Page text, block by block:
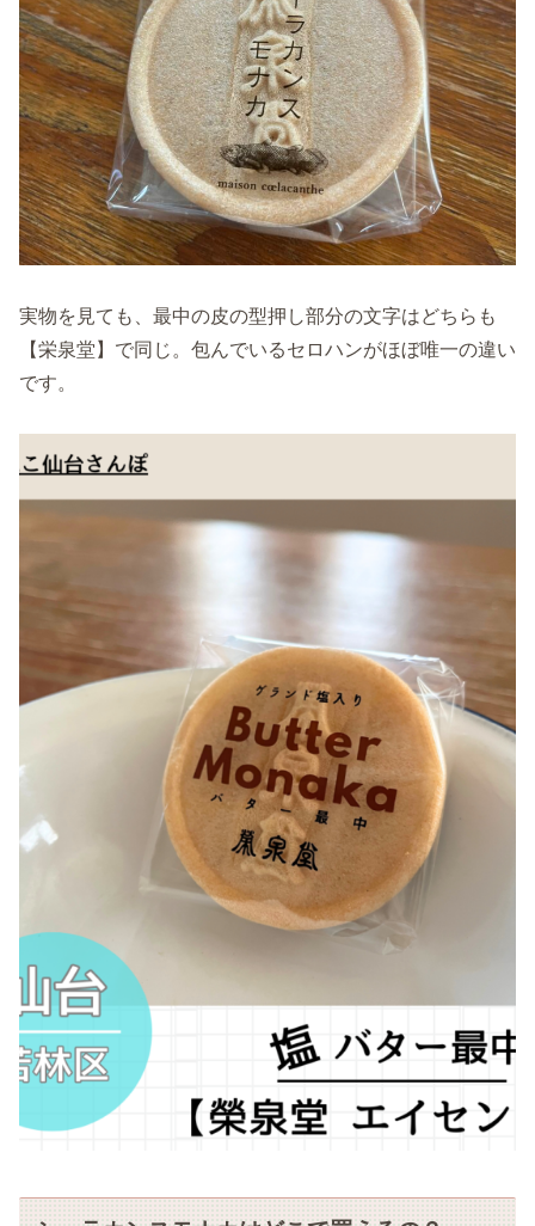
実物を見ても、最中の皮の型押し部分の文字はどちらも
【栄泉堂】で同じ。包んでいるセロハンがほぼ唯一の違い
です。